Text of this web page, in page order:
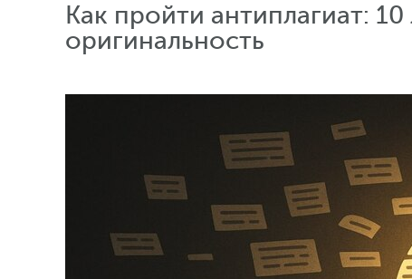
Как пройти антиплагиат:
оригинальность